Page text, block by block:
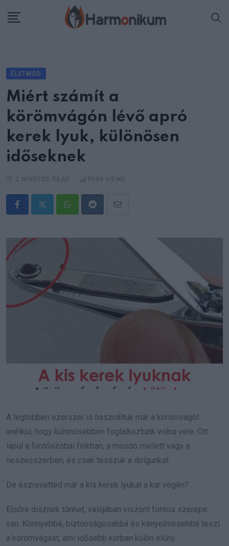
ÉLETMÓD
Miért számít a
körömvágón lévő apró
kerek lyuk, különösen
időseknek
WhatsappRedditShare
Email
A legtöbben ezerszer is használtuk már a körömvágót
anélkül, hogy különösebben foglalkoztunk volna vele. Ott
lapul a fürdőszobai fiókban, a mosdó mellett vagy a
neszesszerben, és csak tesszük a dolgunkat.
De észrevetted már a kis kerek lyukat a kar végén?
Elsőre dísznek tűnhet, valójában viszont fontos szerepe
van. Könnyebbé, biztonságosabbá és kényelmesebbé teszi
a körömvágást, ami idősebb korban külön előny.